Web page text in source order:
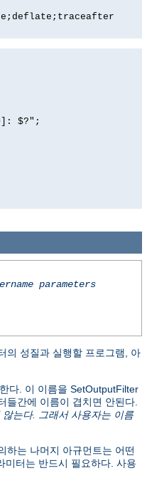
$?";
parameters
의 성질과 실행할 프로그램, 아
다. 이 이름을 SetOutputFilter
들간에 이름이 겹치면 안된다.
는다. 그래서 사용자는 이름
하는 나머지 아규먼트는 어떤
미터는 반드시 필요하다. 사용